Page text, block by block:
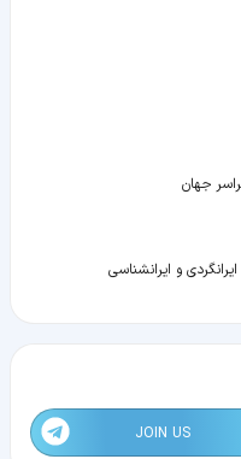
جهان
و ایرانشناسی
JOIN US